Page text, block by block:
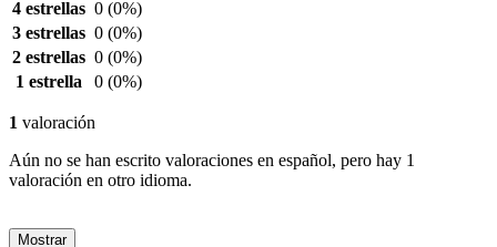
4 estrellas 0 (0%)
3 estrellas 0 (0%)
2 estrellas 0 (0%)
1 estrella
0 (0%)
1 valoración
Aún no se han escrito valoraciones en español, pero hay 1
valoración en otro idioma.
Mostrar